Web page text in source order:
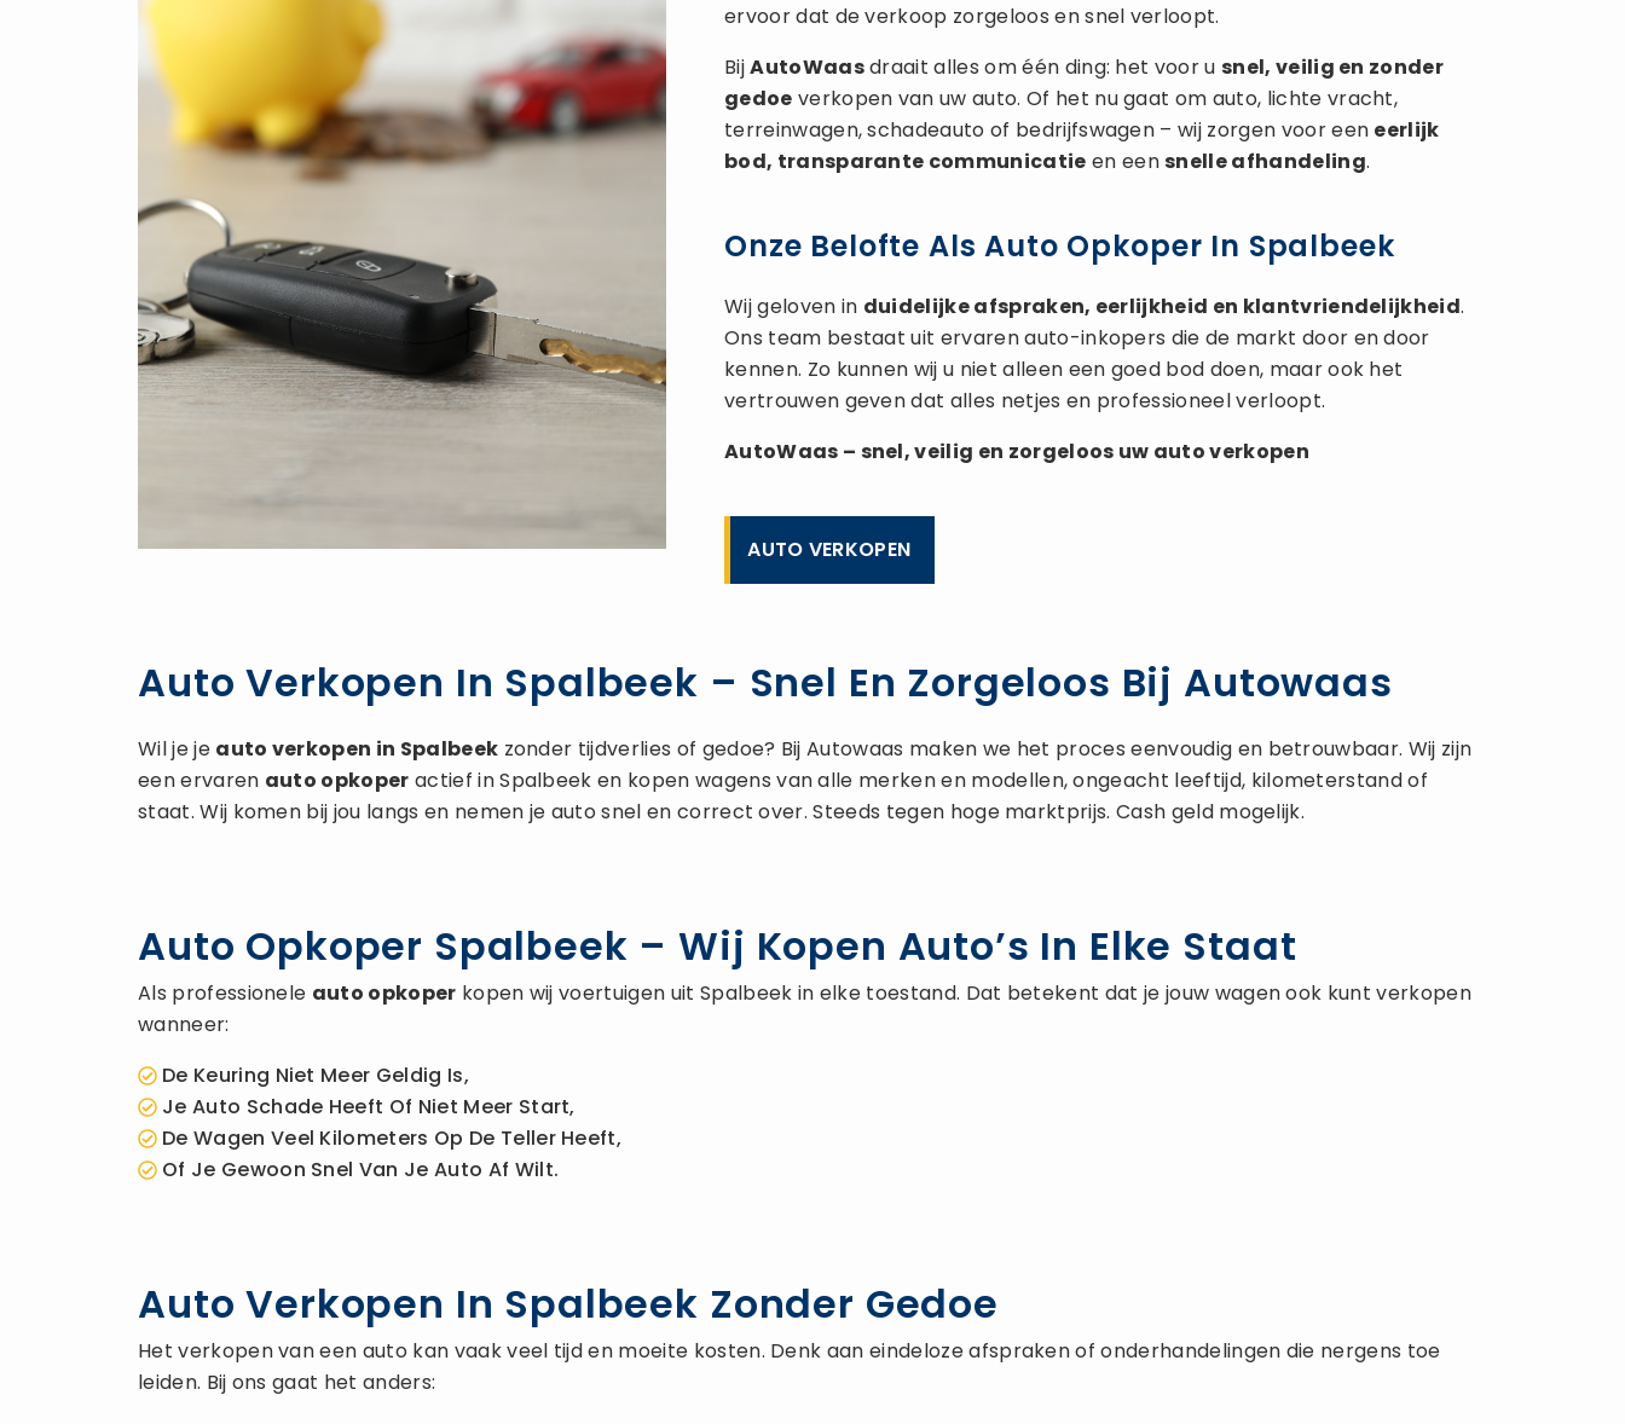
ervoor dat de verkoop zorgeloos en snel verloopt.
BijAutoWaasdraait alles om één ding: het voor usnel, veilig en zonder
gedoe verkopen van uw auto. Of het nu gaat om auto, lichte vracht,
terreinwagen, schadeauto of bedrijfswagen – wij zorgen voor een eerlijk
bod, transparante communicatie en eensnelle afhandeling.
Onze Belofte Als Auto Opkoper In Spalbeek
Wij geloven in duidelijke afspraken, eerlijkheid en klantvriendelijkheid.
Ons team bestaat uit ervaren auto-inkopers die de markt door en door
kennen. Zo kunnen wij u niet alleen een goed bod doen, maar ook het
vertrouwen geven dat alles netjes en professioneel verloopt.
AutoWaas – snel, veilig en zorgeloos uw auto verkopen
AUTO VERKOPEN
Auto Verkopen In Spalbeek – Snel En Zorgeloos Bij Autowaas
Wil je je auto verkopen in Spalbeek zonder tijdverlies of gedoe? Bij Autowaas maken we het proces eenvoudig en betrouwbaar. Wij zijn
een ervaren auto opkoper actief in Spalbeek en kopen wagens van alle merken en modellen, ongeacht leeftijd, kilometerstand of
staat. Wij komen bij jou langs en nemen je auto snel en correct over. Steeds tegen hoge marktprijs. Cash geld mogelijk.
Auto Opkoper Spalbeek – Wij Kopen Auto’s In Elke Staat
Als professionele auto opkoper kopen wij voertuigen uit Spalbeek in elke toestand. Dat betekent dat je jouw wagen ook kunt verkopen
wanneer:
De Keuring Niet Meer Geldig Is,
Je Auto Schade Heeft Of Niet Meer Start,
De Wagen Veel Kilometers Op De Teller Heeft,
Of Je Gewoon Snel Van Je Auto Af Wilt.
Auto Verkopen In Spalbeek Zonder Gedoe
Het verkopen van een auto kan vaak veel tijd en moeite kosten. Denk aan eindeloze afspraken of onderhandelingen die nergens toe
leiden. Bij ons gaat het anders: